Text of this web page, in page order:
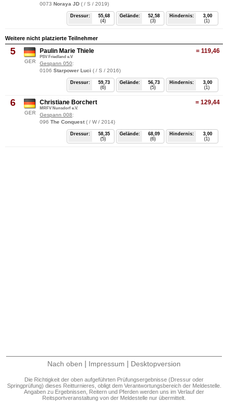
0073 Noraya JD ( / S / 2019)
Hindernis:
3,00
(1)
Gelände:
52,58
(3)
Dressur:
55,68
(4)
Weitere nicht platzierte Teilnehmer
5
GER
= 119,46
Paulin Marie Thiele
PSV Friedland e.V
Gespann 050:
0106 Starpower Luci ( / S / 2016)
Hindernis:
3,00
(1)
Gelände:
56,73
(5)
Dressur:
59,73
(6)
6
GER
= 129,44
Christiane Borchert
MRFV Nunsdorf e.V.
Gespann 008:
096 The Conquest ( / W / 2014)
Hindernis:
3,00
(1)
Gelände:
68,09
(6)
Dressur:
58,35
(5)
Nach oben | Impressum | Desktopversion
Die Richtigkeit der oben aufgeführten Prüfungsergebnisse (Dressur oder
Springprüfung) dieses Reitturnieres, obligt dem Verantwortungsbereich der Meldestelle.
Angaben zu Ergebnissen, Reitern und Pferden werden uns im Verlauf der
Reitsportveranstaltung von der Meldestelle nur übermittelt.